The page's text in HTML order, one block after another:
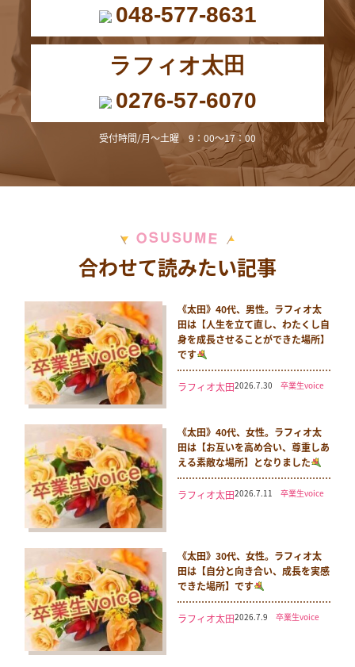
048-577-8631
ラフィオ太田
0276-57-6070
受付時間/月～土曜 9：00～17：00
OSUSUME
合わせて読みたい記事
《太田》40代、男性。ラフィオ太
田は【人生を立て直し、わたくし自
身を成長させることができた場所】
です
ラフィオ太田2026.7.30 卒業生voice
《太田》40代、女性。ラフィオ太
田は【お互いを高め合い、尊重しあ
える素敵な場所】となりました
ラフィオ太田2026.7.11 卒業生voice
《太田》30代、女性。ラフィオ太
田は【自分と向き合い、成長を実感
できた場所】です
ラフィオ太田2026.7.9 卒業生voice